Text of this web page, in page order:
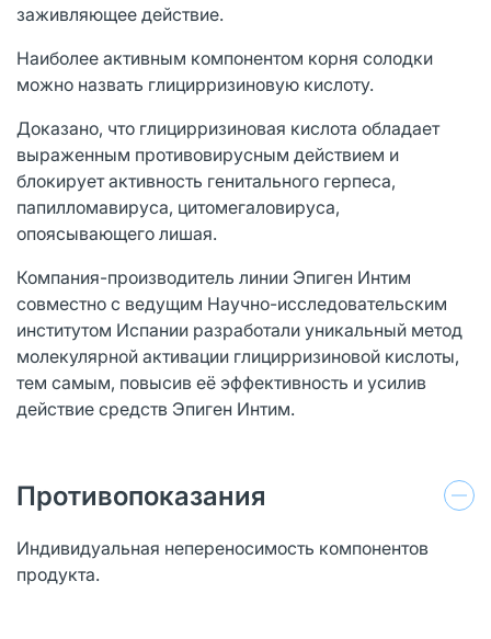
заживляющее действие.
Наиболее активным компонентом корня солодки
можно назвать глицирризиновую кислоту.
Доказано, что глицирризиновая кислота обладает
выраженным противовирусным действием и
блокирует активность генитального герпеса,
папилломавируса, цитомегаловируса,
опоясывающего лишая.
Компания-производитель линии Эпиген Интим
совместно с ведущим Научно-исследовательским
институтом Испании разработали уникальный метод
молекулярной активации глицирризиновой кислоты,
тем самым, повысив её эффективность и усилив
действие средств Эпиген Интим.
Противопоказания
Индивидуальная непереносимость компонентов
продукта.